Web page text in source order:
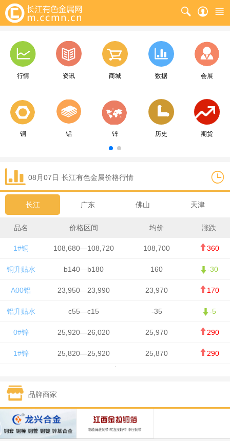
行情 资讯 商城 数据 会展
铜 铝 锌 历史 期货
08月07日 长江有色金属价格行情
长江 广东 佛山 天津
品名 价格区间 均价 涨跌
1#铜 108,680—108,720 108,700 360
铜升贴水 b140—b180 160 -30
A00铝 23,950—23,990 23,970 170
铝升贴水 c55—c15 -35 -5
0#锌 25,920—26,020 25,970 290
1#锌 25,820—25,920 25,870 290
1#锡 434,000—436,000
1#镍 129,550—130,750
1#白银 15,100—15,110 15,105 -70
品牌商家